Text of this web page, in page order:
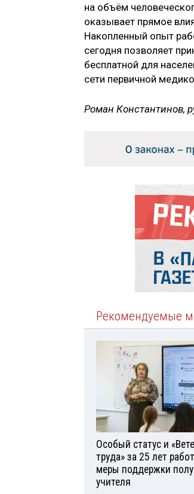
на объём
оказывает прямое
Накопленный опыт
сегодня позволяет
бесплатной для
сети первичной
Роман Константинов,
Рекомендуемые
Особый статус и
труда» за 25 лет
меры поддержки
учителя